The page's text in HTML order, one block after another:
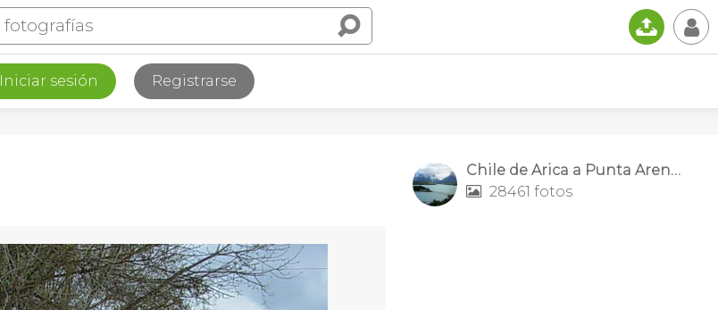
📤 👤
Iniciar sesión Registrarse
Chile de Arica a Punta Arenas
 28461 fotos